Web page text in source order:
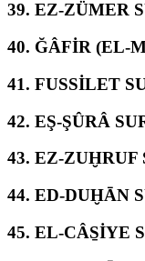
39. EZ-ZÜMER
40. ĞÂFİR (EL-
41. FUSSİLET
42. EŞ-ŞÛRÂ
43. EZ-ZUḪRUF
44. ED-DUḪĀN
45. EL-CÂS̱İYE